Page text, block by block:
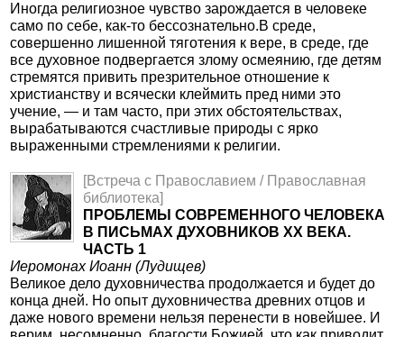
Иногда религиозное чувство зарождается в человеке
само по себе, как-то бессознательно.В среде,
совершенно лишенной тяготения к вере, в среде, где
все духовное подвергается злому осмеянию, где детям
стремятся привить презрительное отношение к
христианству и всячески клеймить пред ними это
учение, — и там часто, при этих обстоятельствах,
вырабатываются счастливые природы с ярко
выраженными стремлениями к религии.
[Встреча с Православием / Православная
библиотека]
ПРОБЛЕМЫ СОВРЕМЕННОГО ЧЕЛОВЕКА
В ПИСЬМАХ ДУХОВНИКОВ XX ВЕКА.
ЧАСТЬ 1
Иеромонах Иоанн (Лудищев)
Великое дело духовничества продолжается и будет до
конца дней. Но опыт духовничества древних отцов и
даже нового времени нельзя перенести в новейшее. И